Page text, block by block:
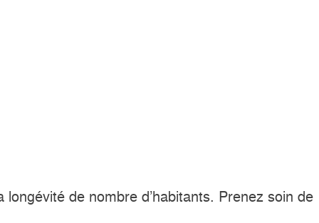
de nombre d’habitants. Prenez soin de